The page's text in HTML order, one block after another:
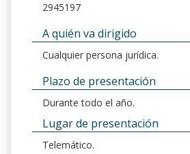
2945197
A quién va dirigido
Cualquier persona jurídica.
Plazo de presentación
Durante todo el año.
Lugar de presentación
Telemático.